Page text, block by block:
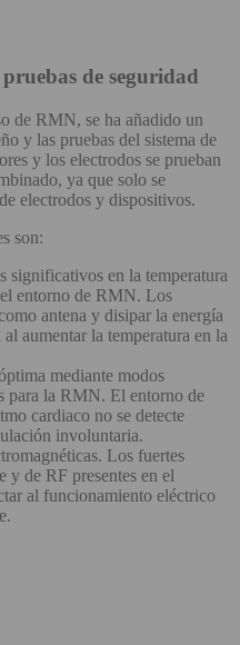
de seguridad
de RMN, se ha añadido un
y las pruebas del sistema de
y los electrodos se prueban
ya que solo se
electrodos y dispositivos.
son:
significativos en la temperatura
entorno de RMN. Los
antena y disipar la energía
aumentar la temperatura en la
mediante modos
para la RMN. El entorno de
cardiaco no se detecte
involuntaria.
Los fuertes
y de RF presentes en el
al funcionamiento eléctrico